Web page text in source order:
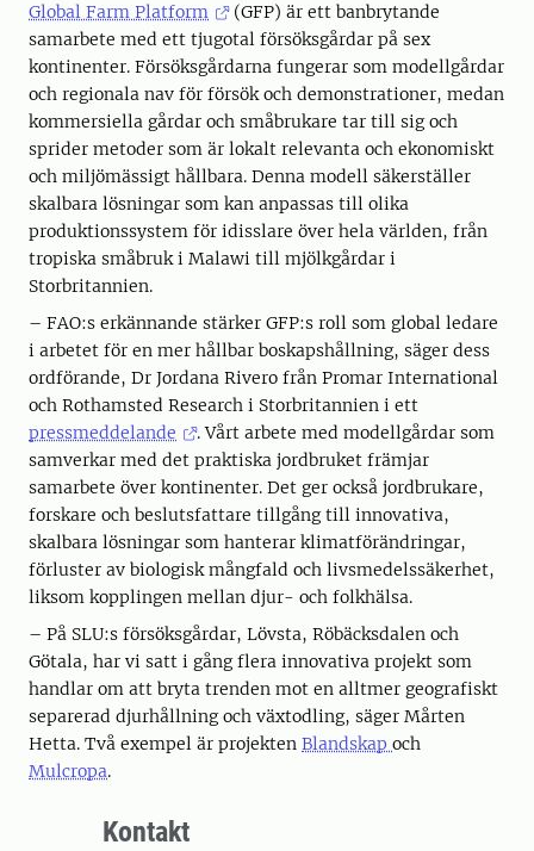
Global Farm Platform
(GFP) är ett banbrytande
samarbete med ett tjugotal försöksgårdar på sex
kontinenter. Försöksgårdarna fungerar som modellgårdar
och regionala nav för försök och demonstrationer, medan
kommersiella gårdar och småbrukare tar till sig och
sprider metoder som är lokalt relevanta och ekonomiskt
och miljömässigt hållbara. Denna modell säkerställer
skalbara lösningar som kan anpassas till olika
produktionssystem för idisslare över hela världen, från
tropiska småbruk i Malawi till mjölkgårdar i
Storbritannien.
– FAO:s erkännande stärker GFP:s roll som global ledare
i arbetet för en mer hållbar boskapshållning, säger dess
ordförande, Dr Jordana Rivero från Promar International
och Rothamsted Research i Storbritannien i ett
pressmeddelande
. Vårt arbete med modellgårdar som
samverkar med det praktiska jordbruket främjar
samarbete över kontinenter. Det ger också jordbrukare,
forskare och beslutsfattare tillgång till innovativa,
skalbara lösningar som hanterar klimatförändringar,
förluster av biologisk mångfald och livsmedelssäkerhet,
liksom kopplingen mellan djur- och folkhälsa.
– På SLU:s försöksgårdar, Lövsta, Röbäcksdalen och
Götala, har vi satt i gång flera innovativa projekt som
handlar om att bryta trenden mot en alltmer geografiskt
separerad djurhållning och växtodling, säger Mårten
Hetta. Två exempel är projekten Blandskap och
Mulcropa.
Kontakt